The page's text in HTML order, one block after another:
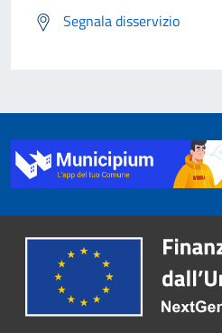
Segnala disservizio